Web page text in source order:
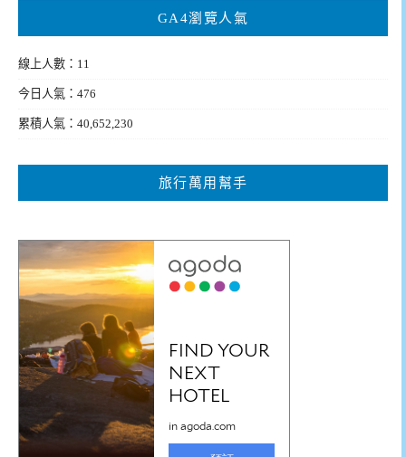
GA4瀏覽人氣
線上人數：11
今日人氣：476
累積人氣：40,652,230
旅行萬用幫手